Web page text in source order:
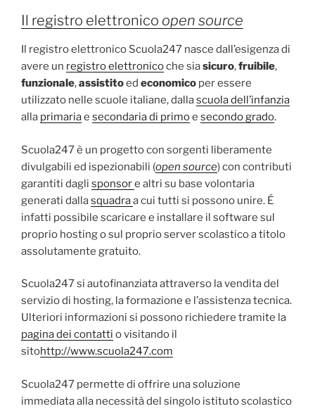
Il registro elettronico open source
Il registro elettronico Scuola247 nasce dall’esigenza di
avere un registro elettronicoche siasicuro,fruibile,
funzionale,assistitoed economico per essere
utilizzato nelle scuole italiane, dallascuola dell’infanzia
alla primariae secondaria di primoe secondo grado.
Scuola247 è un progetto con sorgenti liberamente
divulgabili ed ispezionabili (open source) con contributi
garantiti dagli sponsore altri su base volontaria
generati dallasquadraa cui tutti si possono unire. É
infatti possibile scaricare e installare il software sul
proprio hosting o sul proprio server scolastico a titolo
assolutamente gratuito.
Scuola247 si autofinanziata attraverso la vendita del
servizio di hosting, la formazione e l’assistenza tecnica.
Ulteriori informazioni si possono richiedere tramite la
pagina dei contatti o visitando il
sitohttp://www.scuola247.com
Scuola247 permette di offrire una soluzione
immediata alla necessità del singolo istituto scolastico